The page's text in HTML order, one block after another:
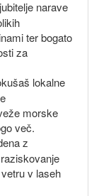
narave
ter bogato
za
lokalne
morske
več.
z
v laseh